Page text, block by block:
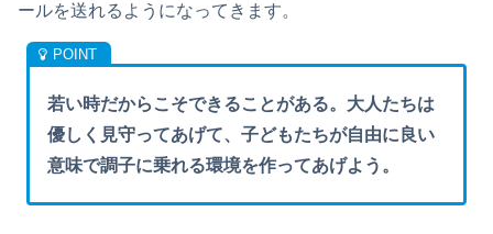
ールを送れるようになってきます。
若い時だからこそできることがある。大人たちは
優しく見守ってあげて、子どもたちが自由に良い
意味で調子に乗れる環境を作ってあげよう。